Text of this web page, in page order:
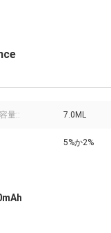
量:: 7.0ML
5%か2%